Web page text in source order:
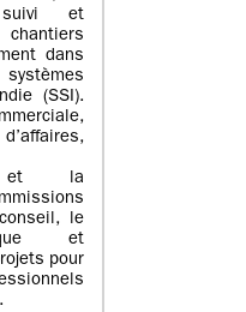
et
dans
(SSI).
et la
le
et
pour